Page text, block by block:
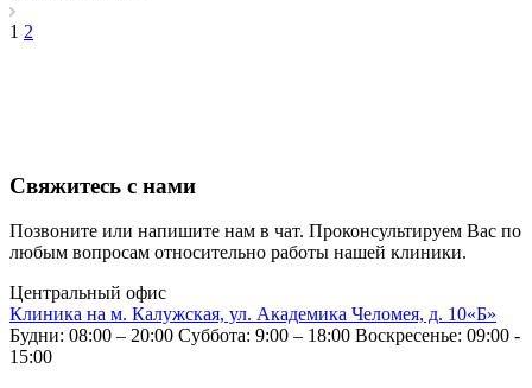
1 2
Свяжитесь с нами
Позвоните или напишите нам в чат. Проконсультируем Вас по
любым вопросам относительно работы нашей клиники.
Центральный офис
Клиника на м. Калужская, ул. Академика Челомея, д. 10«Б»
Будни: 08:00 – 20:00 Суббота: 9:00 – 18:00 Воскресенье: 09:00 -
15:00